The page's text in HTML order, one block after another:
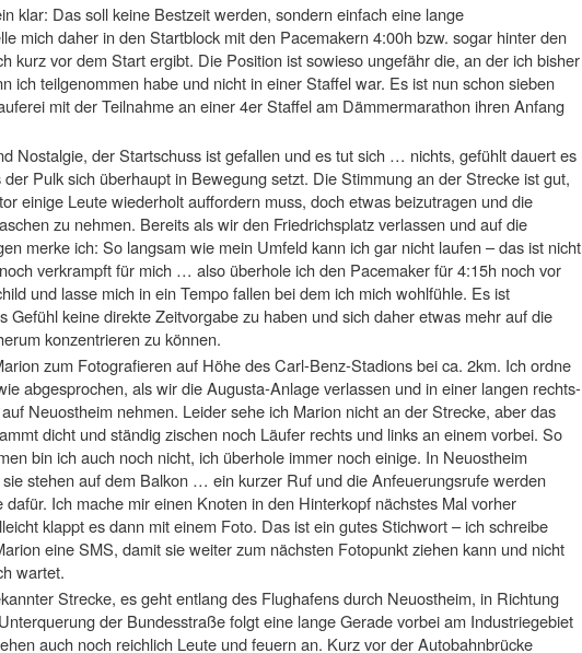
klar: Das soll keine Bestzeit werden, sondern einfach eine lange
mich daher in den Startblock mit den Pacemakern 4:00h bzw. sogar hinter den
kurz vor dem Start ergibt. Die Position ist sowieso ungefähr die, an der ich bisher
ich teilgenommen habe und nicht in einer Staffel war. Es ist nun schon sieben
mit der Teilnahme an einer 4er Staffel am Dämmermarathon ihren Anfang
Nostalgie, der Startschuss ist gefallen und es tut sich … nichts, gefühlt dauert es
Pulk sich überhaupt in Bewegung setzt. Die Stimmung an der Strecke ist gut,
einige Leute wiederholt auffordern muss, doch etwas beizutragen und die
zu nehmen. Bereits als wir den Friedrichsplatz verlassen und auf die
merke ich: So langsam wie mein Umfeld kann ich gar nicht laufen – das ist nicht
verkrampft für mich … also überhole ich den Pacemaker für 4:15h noch vor
und lasse mich in ein Tempo fallen bei dem ich mich wohlfühle. Es ist
Gefühl keine direkte Zeitvorgabe zu haben und sich daher etwas mehr auf die
konzentrieren zu können.
zum Fotografieren auf Höhe des Carl-Benz-Stadions bei ca. 2km. Ich ordne
abgesprochen, als wir die Augusta-Anlage verlassen und in einer langen rechts-
Neuostheim nehmen. Leider sehe ich Marion nicht an der Strecke, aber das
dicht und ständig zischen noch Läufer rechts und links an einem vorbei. So
bin ich auch noch nicht, ich überhole immer noch einige. In Neuostheim
sie stehen auf dem Balkon … ein kurzer Ruf und die Anfeuerungsrufe werden
dafür. Ich mache mir einen Knoten in den Hinterkopf nächstes Mal vorher
klappt es dann mit einem Foto. Das ist ein gutes Stichwort – ich schreibe
eine SMS, damit sie weiter zum nächsten Fotopunkt ziehen kann und nicht
wartet.
Strecke, es geht entlang des Flughafens durch Neuostheim, in Richtung
der Bundesstraße folgt eine lange Gerade vorbei am Industriegebiet
auch noch reichlich Leute und feuern an. Kurz vor der Autobahnbrücke